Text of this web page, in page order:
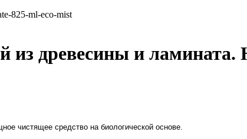
из древесины и
чистящее средство на биологической основе.